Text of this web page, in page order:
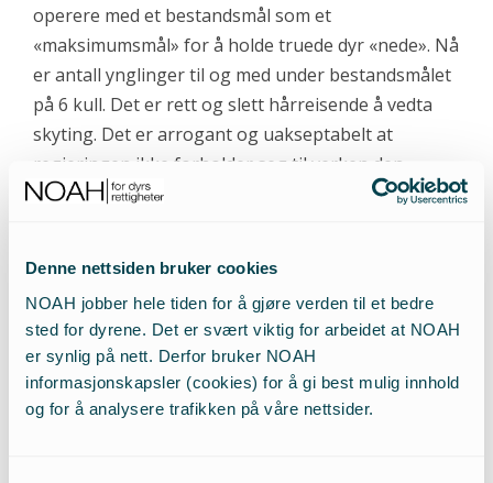
Denne nettsiden bruker cookies
NOAH jobber hele tiden for å gjøre verden til et bedre
sted for dyrene. Det er svært viktig for arbeidet at NOAH
er synlig på nett. Derfor bruker NOAH
informasjonskapsler (cookies) for å gi best mulig innhold
og for å analysere trafikken på våre nettsider.
operere med et bestandsmål som et
«maksimumsmål» for å holde truede dyr «nede». Nå
er antall ynglinger til og med under bestandsmålet
på 6 kull. Det er rett og slett hårreisende å vedta
skyting. Det er arrogant og uakseptabelt at
regjeringen ikke forholder seg til verken den
kritiske bestandssituasjonen eller saken i